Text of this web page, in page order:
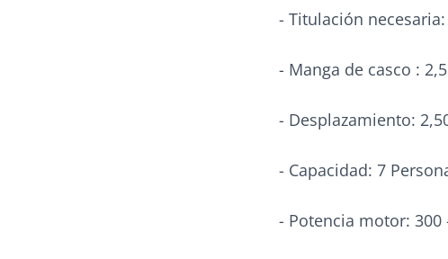
- Titulación necesaria:
- Manga de casco :
- Desplazamiento:
- Capacidad: 7
- Potencia motor: 300